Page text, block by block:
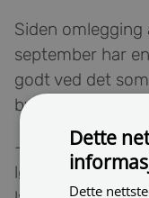
Siden
september har
godt ved det
byen.
– Vi opplever at
løsningsorientert
Dette
Dette